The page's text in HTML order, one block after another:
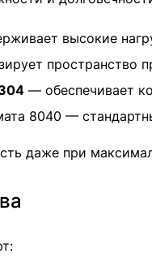
высокие
— обеспечивает
8040 —
даже при